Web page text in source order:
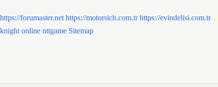
https://forumaster.net https://motorsich.com.tr https://evindelisi.com.tr
knight online nttgame Sitemap